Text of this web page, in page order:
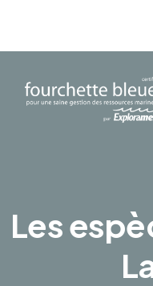
Les